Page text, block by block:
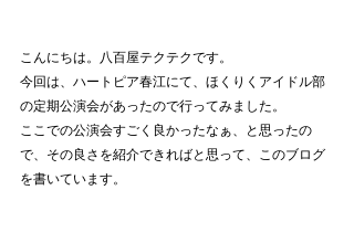
こんにちは。八百屋テクテクです。
今回は、ハートピア春江にて、ほくりくアイドル部
の定期公演会があったので行ってみました。
ここでの公演会すごく良かったなぁ、と思ったの
で、その良さを紹介できればと思って、このブログ
を書いています。